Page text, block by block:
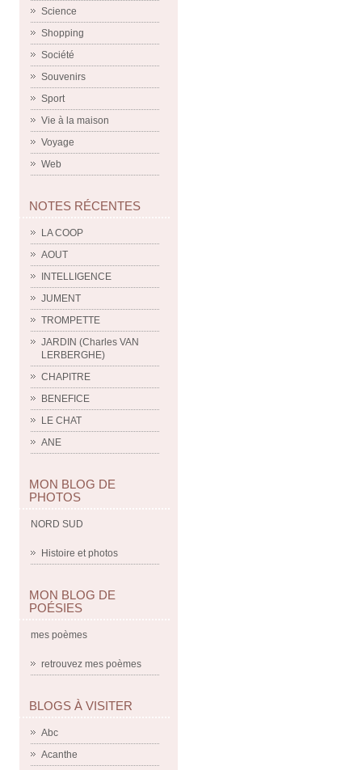
Science
Shopping
Société
Souvenirs
Sport
Vie à la maison
Voyage
Web
NOTES RÉCENTES
LA COOP
AOUT
INTELLIGENCE
JUMENT
TROMPETTE
JARDIN (Charles VAN
LERBERGHE)
CHAPITRE
BENEFICE
LE CHAT
ANE
MON BLOG DE
PHOTOS
NORD SUD
Histoire et photos
MON BLOG DE
POÉSIES
mes poèmes
retrouvez mes poèmes
BLOGS À VISITER
Abc
Acanthe